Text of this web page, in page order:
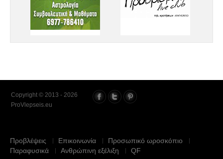
Copyright © 2013 - 2026
ProVlepseis.eu
Προβλέψεις Επικοινωνία
Προσωπικό ωροσκόπιο
Παραφυσικά
Ανθρώπινη εξέλιξη QF